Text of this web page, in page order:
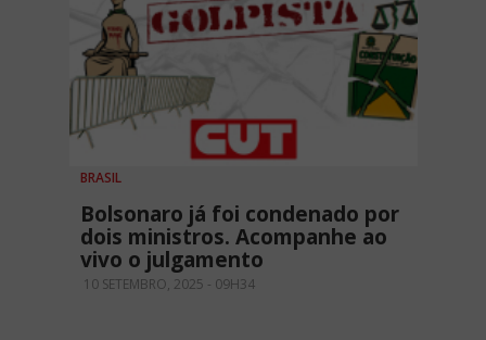
BRASIL
Bolsonaro já foi condenado por
dois ministros. Acompanhe ao
vivo o julgamento
10 SETEMBRO, 2025 - 09H34